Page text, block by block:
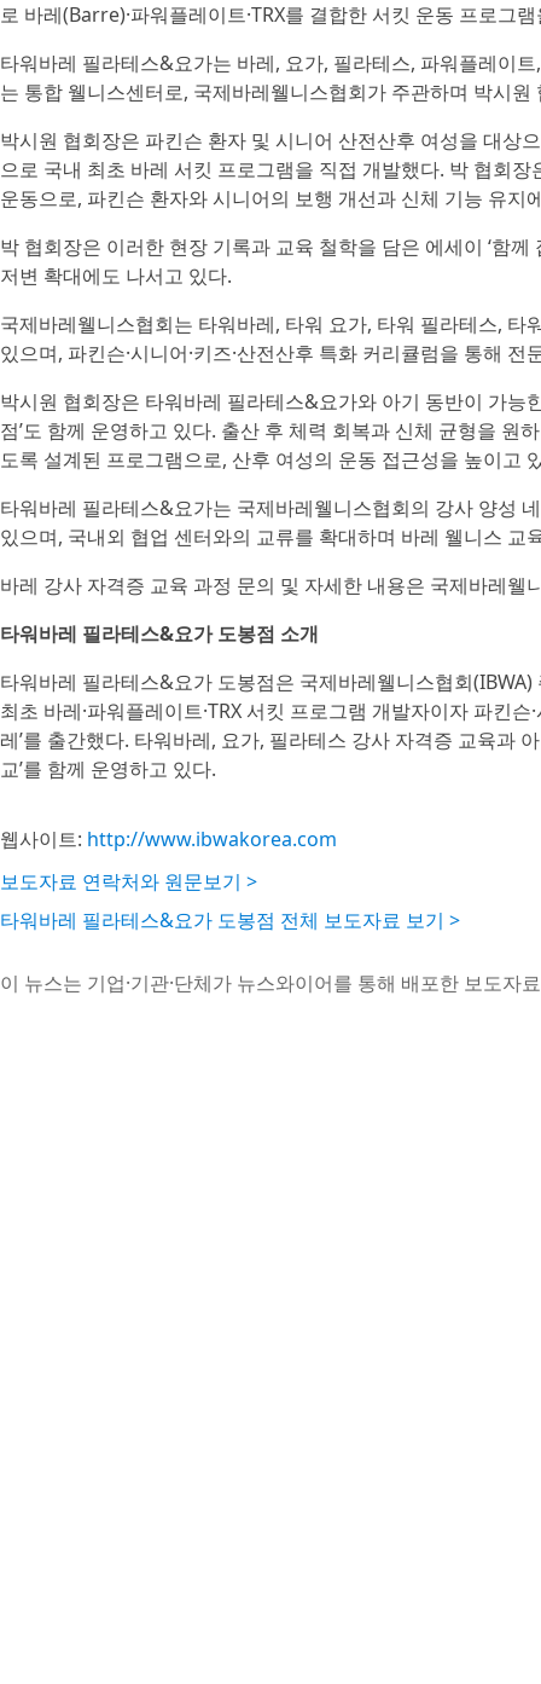
로 바레(Barre)·파워플레이트·TRX를 결합한 서킷 운동 프로그
타워바레 필라테스&요가는 바레, 요가, 필라테스, 파워플레이
는 통합 웰니스센터로, 국제바레웰니스협회가 주관하며 박시원
박시원 협회장은 파킨슨 환자 및 시니어 산전산후 여성을 대상
으로 국내 최초 바레 서킷 프로그램을 직접 개발했다. 박 협회
운동으로, 파킨슨 환자와 시니어의 보행 개선과 신체 기능 유지
박 협회장은 이러한 현장 기록과 교육 철학을 담은 에세이 ‘함
저변 확대에도 나서고 있다.
국제바레웰니스협회는 타워바레, 타워 요가, 타워 필라테스,
있으며, 파킨슨·시니어·키즈·산전산후 특화 커리큘럼을 통해
박시원 협회장은 타워바레 필라테스&요가와 아기 동반이 가능
점’도 함께 운영하고 있다. 출산 후 체력 회복과 신체 균형을 원
도록 설계된 프로그램으로, 산후 여성의 운동 접근성을 높이고
타워바레 필라테스&요가는 국제바레웰니스협회의 강사 양성
있으며, 국내외 협업 센터와의 교류를 확대하며 바레 웰니스 교
바레 강사 자격증 교육 과정 문의 및 자세한 내용은 국제바레웰
타워바레 필라테스&요가 도봉점 소개
타워바레 필라테스&요가 도봉점은 국제바레웰니스협회
최초 바레·파워플레이트·TRX 서킷 프로그램 개발자이자 파킨
레’를 출간했다. 타워바레, 요가, 필라테스 강사 자격증 교육과
교’를 함께 운영하고 있다.
웹사이트: http://www.ibwakorea.com
보도자료 연락처와 원문보기 >
타워바레 필라테스&요가 도봉점 전체 보도자료 보기 >
이 뉴스는 기업·기관·단체가 뉴스와이어를 통해 배포한 보도자